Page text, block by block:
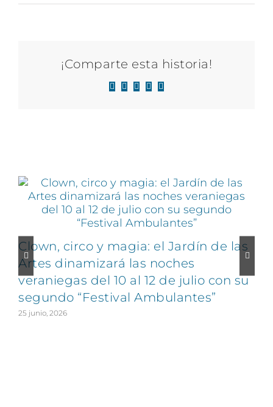
¡Comparte esta historia!
Facebook
X LinkedIn
WhatsApp
Correo
Clown, circo y magia: el Jardín de las
Artes dinamizará las noches
veraniegas del 10 al 12 de julio con su
segundo “Festival Ambulantes”
25 junio, 2026